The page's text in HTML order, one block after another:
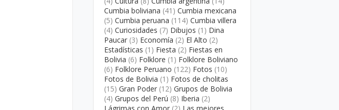
Cumbia boliviana (41) Cumbia mexicana
(5) Cumbia peruana (114) Cumbia villera
(4) Curiosidades (7) Dibujos (1) Dina
Paucar (3) Economía (2) El Alto (2)
Estadísticas (1) Fiesta (2) Fiestas en
Bolivia (6) Folklore (1) Folklore Boliviano
(6) Folklore Peruano (122) Fotos (10)
Fotos de Bolivia (1) Fotos de cholitas
(15) Gran Poder (12) Grupos de Bolivia
(4) Grupos del Perú (8) Iberia (2)